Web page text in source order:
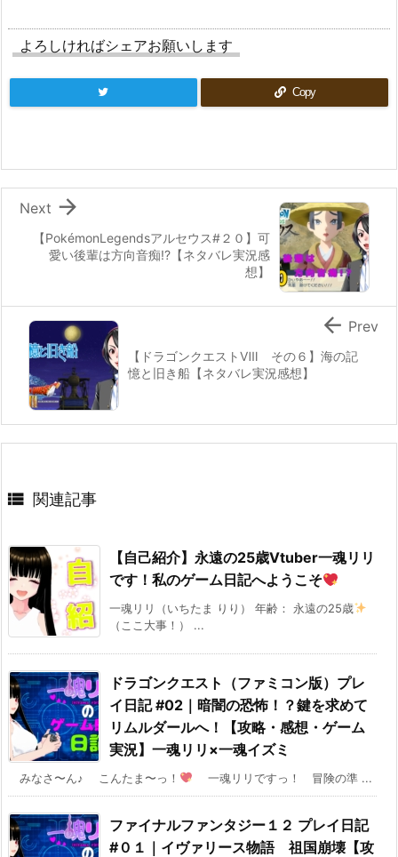
よろしければシェアお願いします
Copy
【PokémonLegendsアルセウス#２０】可
愛い後輩は方向音痴!?【ネタバレ実況感
想】

Next
【ドラゴンクエストⅧ その６】海の記
憶と旧き船【ネタバレ実況感想】
 Prev
 関連記事
【自己紹介】永遠の25歳Vtuber一魂リリ
です！私のゲーム日記へようこそ
一魂リリ（いちたま りり） 年齢： 永遠の25歳
（ここ大事！） ...
ドラゴンクエスト（ファミコン版）プレ
イ日記 #02｜暗闇の恐怖！？鍵を求めて
リムルダールへ！【攻略・感想・ゲーム
実況】一魂リリ×一魂イズミ
みなさ〜ん♪ こんたま〜っ！ 一魂リリですっ！ 冒険の準 ...
ファイナルファンタジー１２ プレイ日記
#０１｜イヴァリース物語 祖国崩壊【攻